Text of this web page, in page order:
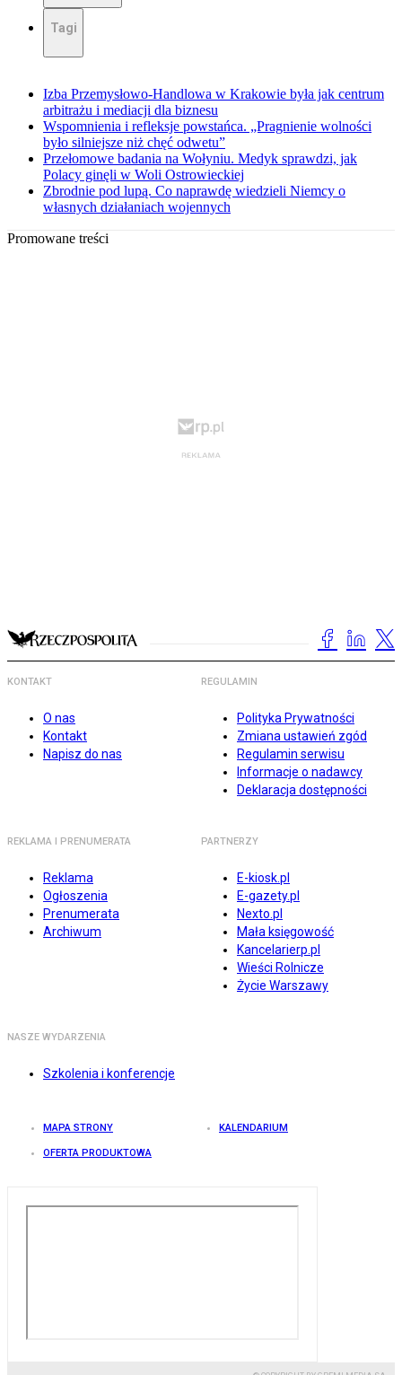
Tagi
Izba Przemysłowo-Handlowa w Krakowie była jak centrum
arbitrażu i mediacji dla biznesu
Wspomnienia i refleksje powstańca. „Pragnienie wolności
było silniejsze niż chęć odwetu”
Przełomowe badania na Wołyniu. Medyk sprawdzi, jak
Polacy ginęli w Woli Ostrowieckiej
Zbrodnie pod lupą. Co naprawdę wiedzieli Niemcy o
własnych działaniach wojennych
Promowane treści
KONTAKT
O nas
Kontakt
Napisz do nas
REGULAMIN
Polityka Prywatności
Zmiana ustawień zgód
Regulamin serwisu
Informacje o nadawcy
Deklaracja dostępności
REKLAMA I PRENUMERATA
Reklama
Ogłoszenia
Prenumerata
Archiwum
PARTNERZY
E-kiosk.pl
E-gazety.pl
Nexto.pl
Mała księgowość
Kancelarierp.pl
Wieści Rolnicze
Życie Warszawy
NASZE WYDARZENIA
Szkolenia i konferencje
MAPA STRONY KALENDARIUM
OFERTA PRODUKTOWA